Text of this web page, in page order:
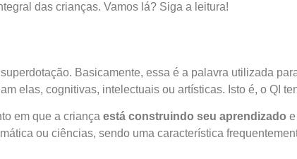
das crianças. Vamos lá? Siga a leitura!
Basicamente, essa é a palavra utilizada
elas, cognitivas, intelectuais ou artísticas. Isto é, o QI
em que a criança está construindo seu aprendizado
ou ciências, sendo uma característica